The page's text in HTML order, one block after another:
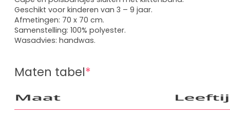
Sneeuwwitje
Combideals
Overige verkleedkleding
Zeemeermin
Prinsessenschoenen
Geschikt voor kinderen van 3 – 9 jaar.
Afmetingen: 70 x 70 cm.
Samenstelling: 100% polyester.
Wasadvies: handwas.
Maten tabel*